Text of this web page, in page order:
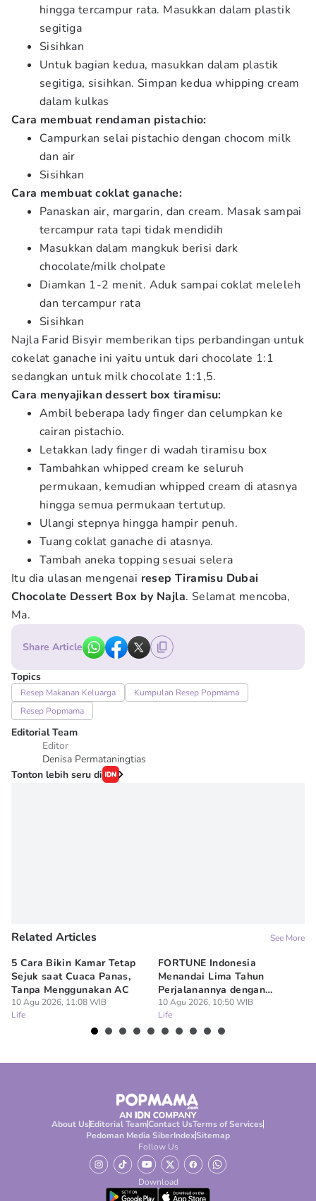
hingga tercampur rata. Masukkan dalam plastik
segitiga
Sisihkan
Untuk bagian kedua, masukkan dalam plastik
segitiga, sisihkan. Simpan kedua whipping cream
dalam kulkas
Cara membuat rendaman pistachio:
Campurkan selai pistachio dengan chocom milk
dan air
Sisihkan
Cara membuat coklat ganache:
Panaskan air, margarin, dan cream. Masak sampai
tercampur rata tapi tidak mendidih
Masukkan dalam mangkuk berisi dark
chocolate/milk cholpate
Diamkan 1-2 menit. Aduk sampai coklat meleleh
dan tercampur rata
Sisihkan
Najla Farid Bisyir memberikan tips perbandingan untuk
cokelat ganache ini yaitu untuk dari chocolate 1:1
sedangkan untuk milk chocolate 1:1,5.
Cara menyajikan dessert box tiramisu:
Ambil beberapa lady finger dan celumpkan ke
cairan pistachio.
Letakkan lady finger di wadah tiramisu box
Tambahkan whipped cream ke seluruh
permukaan, kemudian whipped cream di atasnya
hingga semua permukaan tertutup.
Ulangi stepnya hingga hampir penuh.
Tuang coklat ganache di atasnya.
Tambah aneka topping sesuai selera
Itu dia ulasan mengenai resep Tiramisu Dubai
Chocolate Dessert Box by Najla. Selamat mencoba,
Ma.
Share Article
Topics
Resep Makanan Keluarga
Kumpulan Resep Popmama
Resep Popmama
Editorial Team
Editor
Denisa Permataningtias
Tonton lebih seru di
Related Articles See More
5 Cara Bikin Kamar Tetap
Sejuk saat Cuaca Panas,
Tanpa Menggunakan AC
10 Agu 2026, 11:08 WIB
Life
FORTUNE Indonesia
Menandai Lima Tahun
Perjalanannya dengan
Memperkuat Perannya bagi
Ekosistem Bisnis Indonesia
10 Agu 2026, 10:50 WIB
Life
About UsEditorial TeamContact UsTerms of Services
Pedoman Media SiberIndexSitemap
Follow Us
Download